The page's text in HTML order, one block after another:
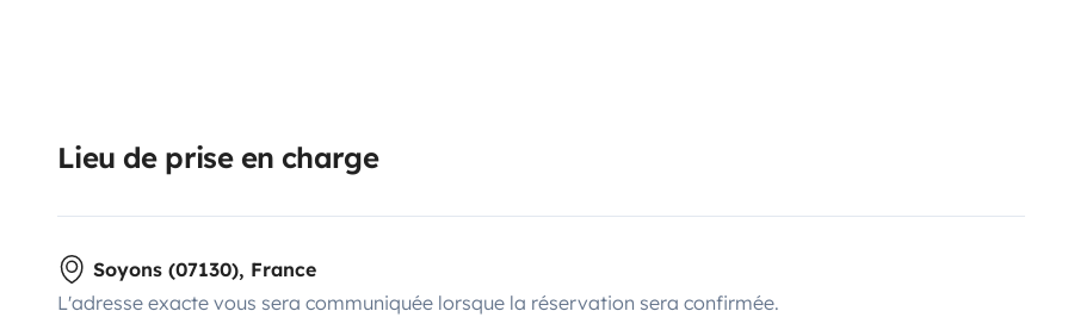
Lieu de prise en charge
Soyons (07130), France
L'adresse exacte vous sera communiquée lorsque la réservation sera confirmée.